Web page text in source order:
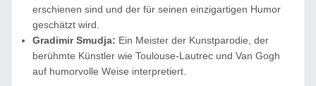
erschienen sind und der für seinen einzigartigen Humor
geschätzt wird.
Gradimir Smudja: Ein Meister der Kunstparodie, der
berühmte Künstler wie Toulouse-Lautrec und Van Gogh
auf humorvolle Weise interpretiert.